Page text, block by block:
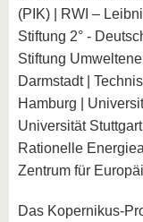
(PIK) | RWI –
Stiftung 2° -
Stiftung
Darmstadt |
Hamburg |
Universität
Rationelle
Zentrum für
Das Kopernikus-